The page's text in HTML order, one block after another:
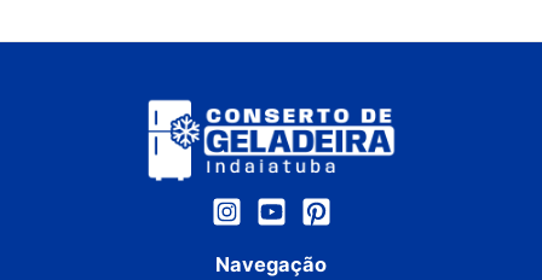
Navegação